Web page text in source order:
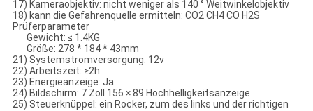
17) Kameraobjektiv: nicht weniger als 140 ° Weitwinkelobjektiv
18) kann die Gefahrenquelle ermitteln: CO2 CH4 CO H2S
Prüferparameter
Gewicht: ≤ 1.4KG
Größe: 278 * 184 * 43mm
21) Systemstromversorgung: 12v
22) Arbeitszeit: ≥2h
23) Energieanzeige: Ja
24) Bildschirm: 7 Zoll 156 × 89 Hochhelligkeitsanzeige
25) Steuerknüppel: ein Rocker, zum des links und der richtigen